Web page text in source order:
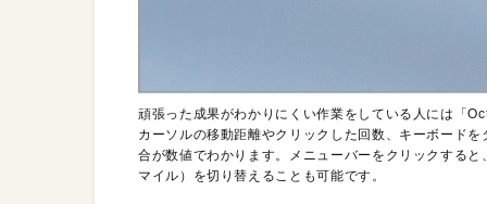
頑張った成果がわかりにくい作業をしている人には「
カーソルの移動距離やクリックした回数、キーボード
合が数値でわかります。メニューバーをクリックする
マイル）を切り替えることも可能です。